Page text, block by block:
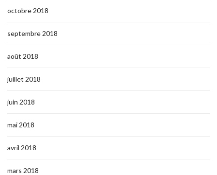
octobre 2018
septembre 2018
août 2018
juillet 2018
juin 2018
mai 2018
avril 2018
mars 2018